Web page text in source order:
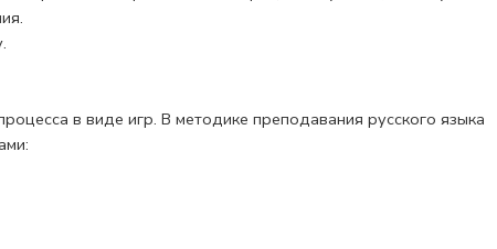
в виде игр. В методике преподавания русского языка